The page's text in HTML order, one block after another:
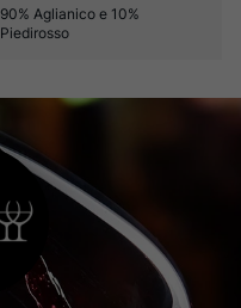
90% Aglianico e 10%
Piedirosso